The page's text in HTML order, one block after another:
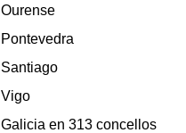
Ourense
Pontevedra
Santiago
Vigo
Galicia en 313 concellos